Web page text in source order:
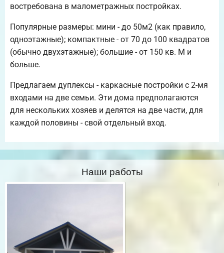
востребована в малометражных постройках.
Популярные размеры: мини - до 50м2 (как правило,
одноэтажные); компактные - от 70 до 100 квадратов
(обычно двухэтажные); большие - от 150 кв. М и
больше.
Предлагаем дуплексы - каркасные постройки с 2-мя
входами на две семьи. Эти дома предполагаются
для нескольких хозяев и делятся на две части, для
каждой половины - свой отдельный вход.
Наши работы